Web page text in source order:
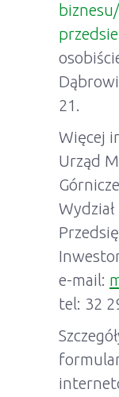
21.
Więcej
Urząd
e-mail:
tel: 32